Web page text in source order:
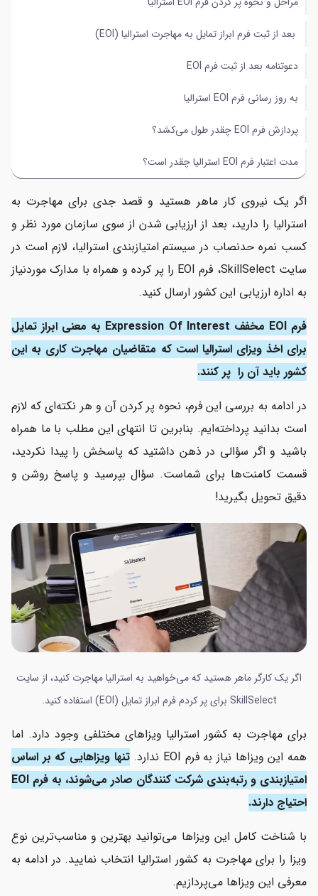
پردازش فرم EOI چقدر طول می‌کشد؟
مدت اعتبار فرم EOI استرالیا چقدر است؟
بعد از ثبت فرم ابراز تمایل به مهاجرت استرالیا (EOI)
دعوتنامه بعد از ثبت فرم EOI
به روز رسانی فرم EOI استرالیا
پردازش فرم EOI چقدر طول می‌کشد؟
مدت اعتبار فرم EOI استرالیا چقدر است؟
اگر یک نیروی کار ماهر هستید و قصد جدی برای مهاجرت به
استرالیا را دارید، بعد از ارزیابی شدن از سوی سازمان مورد نظر و
کسب نمره حدنصاب در سیستم امتیازبندی استرالیا، لازم است در
سایت SkillSelect، فرم EOI را پر کرده و همراه با مدارک موردنیاز
به اداره ارزیابی این کشور ارسال کنید.
فرم EOI مخفف Expression Of Interest به معنی ابراز تمایل
برای اخذ ویزای استرالیا است که متقاضیان مهاجرت کاری به این
کشور باید آن را پر کنند.
در ادامه به بررسی این فرم، نحوه پر کردن آن و هر نکته‌ای که لازم
است بدانید پرداخته‌ایم. بنابرین تا انتهای این مطلب با ما همراه
باشید و اگر سؤالی در ذهن داشتید که پاسخش را پیدا نکردید،
قسمت کامنت‌ها برای شماست. سؤال بپرسید و پاسخ روشن و
دقیق تحویل بگیرید!
اگر یک کارگر ماهر هستید که می‌خواهید به استرالیا مهاجرت کنید، از سایت
SkillSelect برای پر کردم فرم ابراز تمایل (EOI) استفاده کنید.
برای مهاجرت به کشور استرالیا ویزاهای مختلفی وجود دارد. اما
همه این ویزاها نیاز به فرم EOI ندارد.
تنها ویزاهایی که بر اساس
امتیازبندی و رتبه‌بندی شرکت کنندگان صادر می‌شوند، به فرم EOI
احتیاج دارند.
با شناخت کامل این ویزاها می‌توانید بهترین و مناسب‌ترین نوع
ویزا را برای مهاجرت به کشور استرالیا انتخاب نمایید. در ادامه به
معرفی این ویزاها می‌پردازیم.